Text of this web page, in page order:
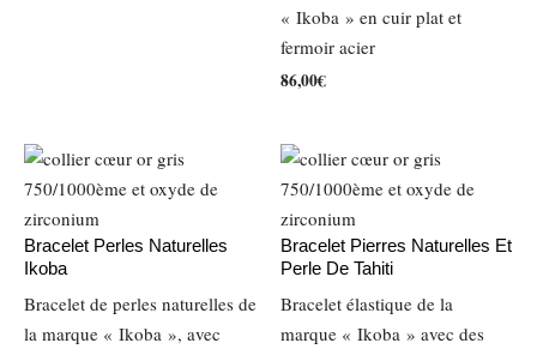
« Ikoba » en cuir plat et
fermoir acier
86,00€
Bracelet Perles Naturelles
Ikoba
Bracelet de perles naturelles de
la marque « Ikoba », avec
Bracelet Pierres Naturelles Et
Perle De Tahiti
Bracelet élastique de la
marque « Ikoba » avec des
possible lors
de votre visite.
Si vous
refusez ces
cookies,
certaines
disparaîtront
du site Web.